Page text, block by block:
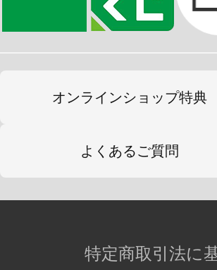
オンラインショップ特典
よくあるご質問
特定商取引法に